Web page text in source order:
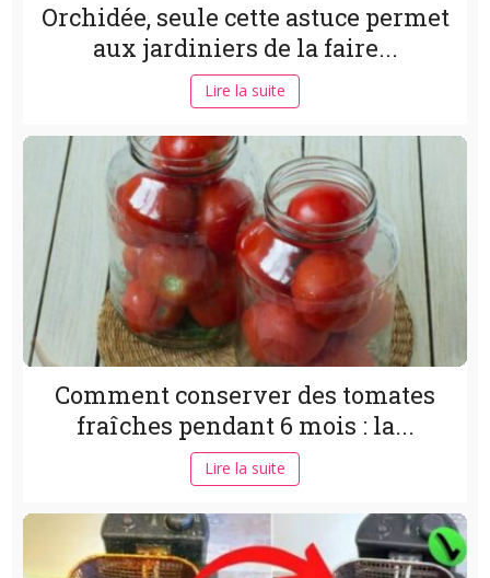
Orchidée, seule cette astuce permet
aux jardiniers de la faire...
Lire la suite
Comment conserver des tomates
fraîches pendant 6 mois : la...
Lire la suite